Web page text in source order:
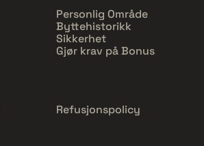
Personlig Område
Byttehistorikk
Sikkerhet
Gjør krav på Bonus
Refusjonspolicy